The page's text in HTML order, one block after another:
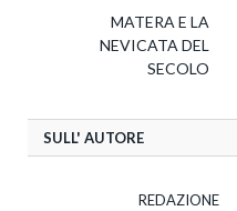
MATERA E LA
NEVICATA DEL
SECOLO
SULL' AUTORE
REDAZIONE